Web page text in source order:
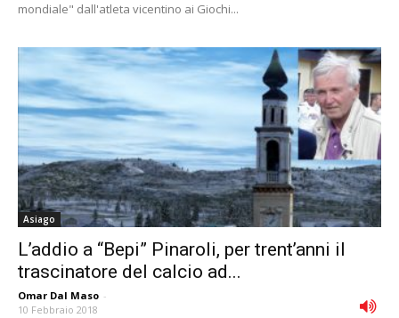
mondiale" dall'atleta vicentino ai Giochi...
Asiago
L’addio a “Bepi” Pinaroli, per trent’anni il
trascinatore del calcio ad...
Omar Dal Maso -
10 Febbraio 2018